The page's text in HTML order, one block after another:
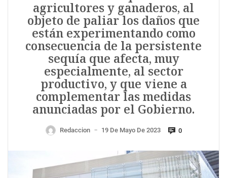
agricultores y ganaderos, al
objeto de paliar los daños que
están experimentando como
consecuencia de la persistente
sequía que afecta, muy
especialmente, al sector
productivo, y que viene a
complementar las medidas
anunciadas por el Gobierno.
Redaccion — 19 De Mayo De 2023 0